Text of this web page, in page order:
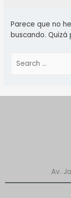
Parece que no
buscando.
Av.